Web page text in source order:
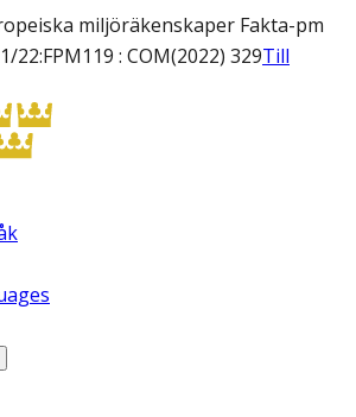
miljöräkenskaper Fakta-pm
22:FPM119 : COM(2022) 329Till